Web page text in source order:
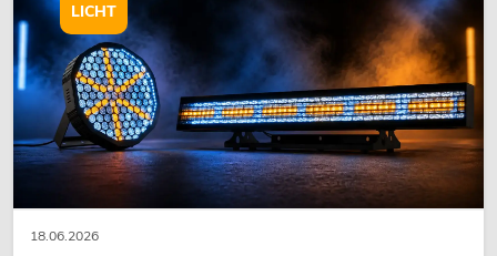
18.06.2026
LICHT